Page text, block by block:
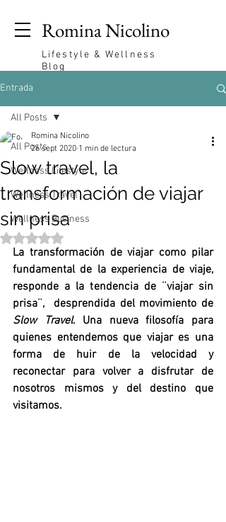
Romina Nicolino
Lifestyle & Wellness
Blog
Entrada
All Posts
Wellness Lifestyle
Wellness Travel
Wellness Business
All Posts
Slow travel, la
transformación de viajar
sin prisa
Romina Nicolino
26 sept 2020 1 min de lectura
Obtuvo NaN de 5 estrellas.
La transformación de viajar como pilar
fundamental de la experiencia de viaje,
responde a la tendencia de ¨viajar sin
Slow Travel. Una nueva filosofía para
quienes entendemos que viajar es una
forma de huir de la velocidad y
reconectar para volver a disfrutar de
nosotros mismos y del destino que
visitamos.